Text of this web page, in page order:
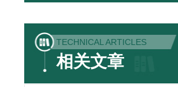
TECHNICAL ARTICLES
相关文章